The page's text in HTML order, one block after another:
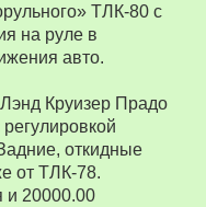
ТЛК-80 с
на руле в
авто.
Круизер Прадо
откидные
от ТЛК-78.
и 20000.00